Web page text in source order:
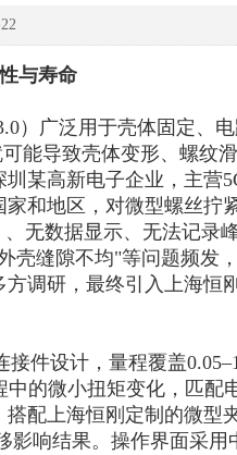
与寿命
）广泛用于壳体固定、
能导致壳体变形、螺纹
某高新电子企业，主营
和地区，对微型螺丝拧
无数据显示、无法记录
壳缝隙不均"等问题频发
调研，最终引入上海恒
件设计，量程覆盖
中的微小扭矩变化，匹配
配上海恒刚定制的微型
影响结果。操作界面采用